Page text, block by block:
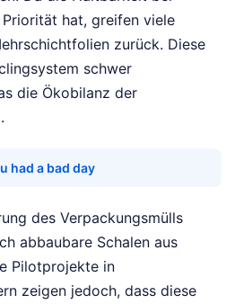
hat, greifen viele
zurück. Diese
schwer
die Ökobilanz der
had a bad day
des Verpackungsmülls
abbaubare Schalen aus
Pilotprojekte in
zeigen jedoch, dass diese